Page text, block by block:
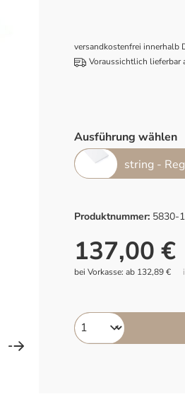
versandkostenfrei innerhalb
Voraussichtlich lieferbar
Ausführung wählen
string -
Produktnummer: 5830-
137,00 €
bei Vorkasse: ab 132,89 €